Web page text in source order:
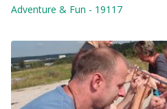
Adventure & Fun - 19117